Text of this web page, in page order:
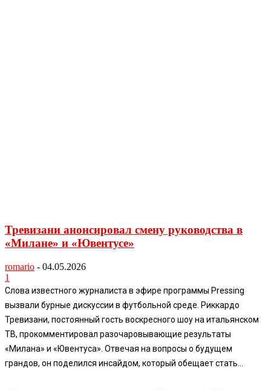
Тревизани анонсировал смену руководства в
«Милане» и «Ювентусе»
romario - 04.05.2026
1
Слова известного журналиста в эфире программы Pressing
вызвали бурные дискуссии в футбольной среде. Риккардо
Тревизани, постоянный гость воскресного шоу на итальянском
ТВ, прокомментировал разочаровывающие результаты
«Милана» и «Ювентуса». Отвечая на вопросы о будущем
грандов, он поделился инсайдом, который обещает стать...